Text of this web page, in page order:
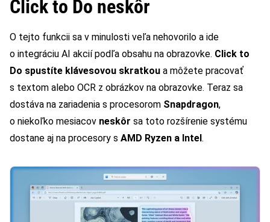
Click to Do neskôr
O tejto funkcii sa v minulosti veľa nehovorilo a ide
o integráciu AI akcií podľa obsahu na obrazovke. Click to
Do spustíte klávesovou skratkou a môžete pracovať
s textom alebo OCR z obrázkov na obrazovke. Teraz sa
dostáva na zariadenia s procesorom Snapdragon,
o niekoľko mesiacov neskôr sa toto rozšírenie systému
dostane aj na procesory s AMD Ryzen a Intel.